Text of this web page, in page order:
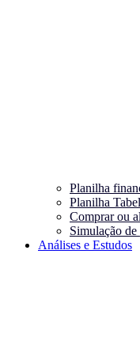
Planilha
Planilha
Comprar ou
Simulação
Análises e Estudos